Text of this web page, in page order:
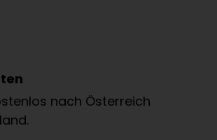
nach Österreich